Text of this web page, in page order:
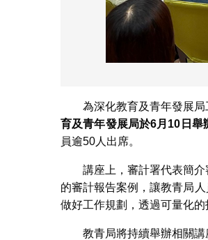
為深化教育及青年發展
育及青年發展局於6月 10 日舉
員逾50人出席。
講座上，審計署代表簡
的審計報告案例，讓教青局
做好工作規劃，透過可量化
教青局將持續舉辦相關